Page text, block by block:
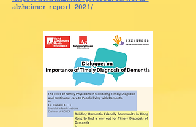
alzheimer-report-2021/